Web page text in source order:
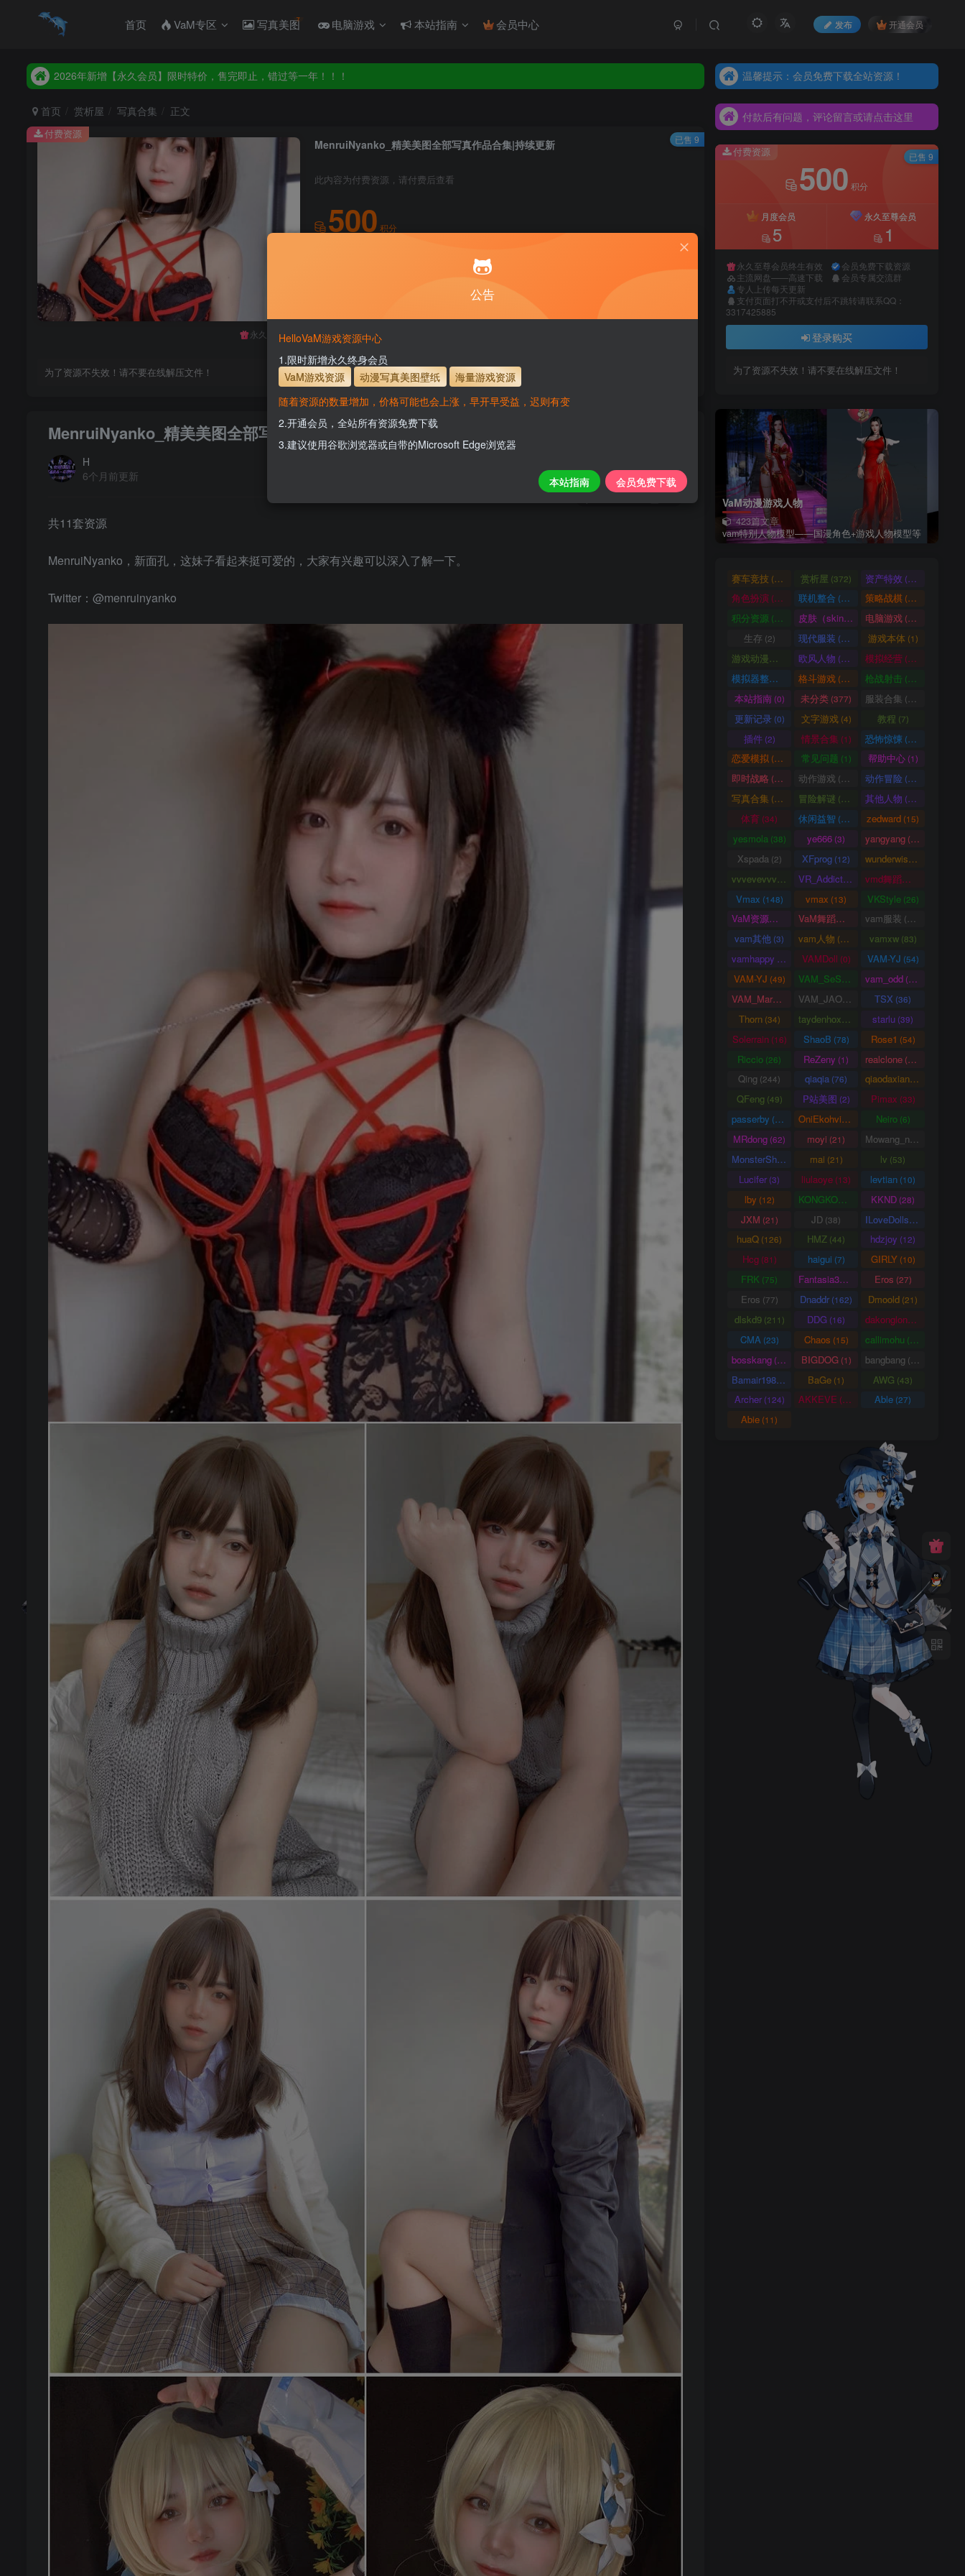
首页 VaM专区 写真美图 电脑游戏 本站指南 会员中心 发布 开通会员
2026年新增【永久会员】限时特价，售完即止，错过等一年！！！
2026年新增【永久会员】限时特价，售完即止，错过等一年！！！
首页 赏析屋 写真合集 正文
MenruiNyanko_精美美图全部写真作品合集|持续更新
此内容为付费资源，请付费后查看
500 积分
永久至尊会员 1
永久至尊会员终生有效 会员免费下载资源
为了资源不失效！请不要在线解压文件！
付费资源 已售 9
MenruiNyanko_精美美图全部写真作品合集|持续更新
H
6个月前更新
关注 私信
106 10
共11套资源
MenruiNyanko，新面孔，这妹子看起来挺可爱的，大家有兴趣可以深入了解一下。
Twitter：@menruinyanko
温馨提示：会员免费下载全站资源！
温馨提示：会员免费下载全站资源！
付款后有问题，评论留言或请点击这里
付款后有问题，评论留言或请点击这里
付款后有问题，评论留言或请点击这里
付费资源
500 积分
月度会员
5
永久至尊会员
1
永久至尊会员终生有效
会员免费下载资源
主流网盘——高速下载
会员专属交流群
专人上传每天更新
支付页面打不开或支付后不跳转请联系QQ：
3317425885
登录购买
为了资源不失效！请不要在线解压文件！
已售 9
VaM动漫游戏人物
423篇文章
vam特别人物模型——国漫角色+游戏人物模型等
赛车竞技 (36) 赏析屋 (372) 资产特效 (224)
角色扮演 (207) 联机整合 (34) 策略战棋 (71)
积分资源 (3246) 皮肤（skin） (1)电脑游戏 (1003)
生存 (2) 现代服装 (929) 游戏本体 (1)
游戏动漫古装 (466)
欧风人物 (62) 模拟经营 (57)
模拟器整合 格斗游戏 (25) 枪战射击 (105)
本站指南(0) 未分类 (377) 服装合集 (20)
更新记录(0) 文字游戏(4) 教程 (7)
插件(2) 情景合集 (1) 恐怖惊悚 (64)
恋爱模拟 (101) 常见问题 (1) 帮助中心(1)
即时战略 (14) 动作游戏 (33) 动作冒险 (336)
写真合集 (370) 冒险解谜 (30) 其他人物 (661)
体育 (34) 休闲益智 (69) zedward (15)
yesmola (38) ye666 (3) yangyang (86)
Xspada (2) XFprog (12) wunderwise(1)
vvvevevvv(191) VR_Addict
(38) vmd舞蹈数据
Vmax (148) vmax (13) VKStyle(26)
VaM资源中心 (4163) VaM舞蹈视频 (5)vam服装 (1458)
vam其他 (3) vam人物 (3105) vamxw(83)
vamhappy VAMDoll (0) VAM-YJ (54)
VAM-YJ (49) VAM_SeSe(10) vam_odd (20)
VAM_Mars(0) VAM_JAO TSX (36)
Thorn(34) taydenhoxe starlu (39)
Solerrain(16) ShaoB (78) Rose1 (54)
Riccio (26) ReZeny (1) realclone (70)
Qing (244) qiaqia (76) qiaodaxian
(16)
QFeng(49) P站美图 (2) Pimax (33)
passerby (26) OniEkohvius Neiro(6)
MRdong (62) moyi (21) Mowang_nixi
MonsterShinkai (38)mai (21) lv (53)
Lucifer(3) liulaoye (13) levtian (10)
lby (12) KONGKONG KKND (28)
JXM (21) JD (38) ILoveDolls
(66)
huaQ (126) HMZ (44) hdzjoy (12)
Hcg(81) haigui (7) GIRLY(10)
FRK (75) Fantasia3DArt (55)Eros (27)
Eros (77) Dnaddr(162) Dmoold (21)
dlskd9(211) DDG (16) dakonglong(20)
CMA (23) Chaos (15) callimohu (57)
bosskang (85) BIGDOG(1) bangbang (22)
Bamair1984(15) BaGe (1) AWG (43)
Archer(124) AKKEVE (114) Able (27)
Abie (11)
公告
HelloVaM游戏资源中心
1.限时新增永久终身会员
VaM游戏资源
动漫写真美图壁纸
海量游戏资源
随着资源的数量增加，价格可能也会上涨，早开早受益，迟则有变
2.开通会员，全站所有资源免费下载
3.建议使用谷歌浏览器或自带的Microsoft Edge浏览器
本站指南 会员免费下载